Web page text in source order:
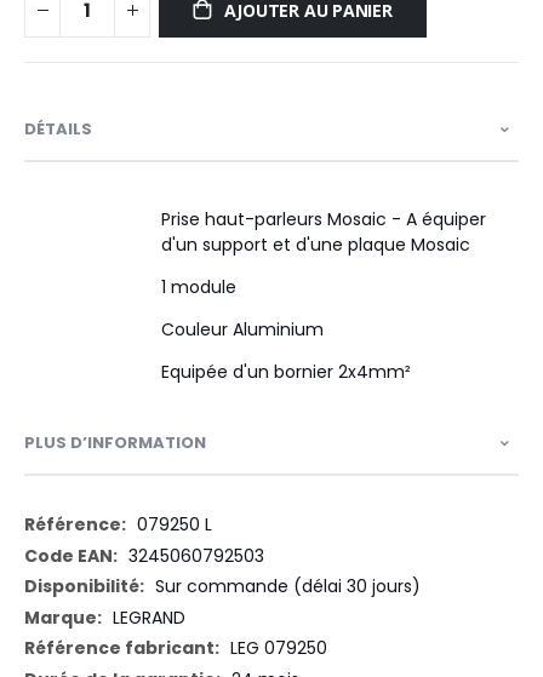
AJOUTER AU PANIER
DÉTAILS
Prise haut-parleurs Mosaic - A équiper
d'un support et d'une plaque Mosaic
1 module
Couleur Aluminium
Equipée d'un bornier 2x4mm²
PLUS D’INFORMATION
Plus
d’information
079250 L
3245060792503
Sur commande (délai 30 jours)
LEGRAND
LEG 079250